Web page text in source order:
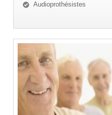
Audioprothésistes